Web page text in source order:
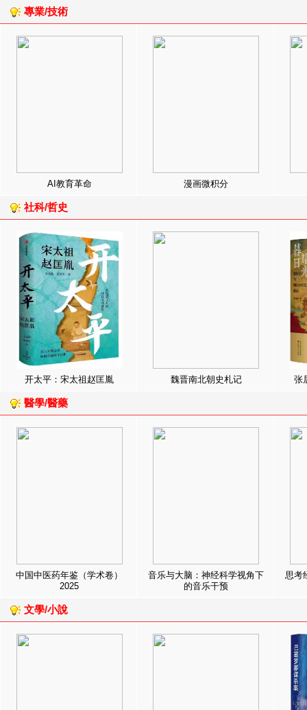
專業/技術
AI教育革命 漫画微积分
社科/哲史
开太平：宋太祖赵匡胤 魏晋南北朝史札记 张
醫學/醫藥
中国中医药年鉴（学术卷）
2025
音乐与大脑：神经科学视角下
的音乐干预
思考
文學/小說